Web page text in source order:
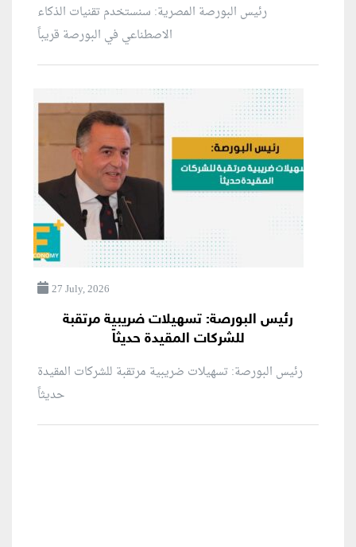
رئيس البورصة المصرية: سنستخدم تقنيات الذكاء
الاصطناعي في البورصة قريباً
27 July, 2026
رئيس البورصة: تسهيلات ضريبية مرتقبة
للشركات المقيدة حديثاً
رئيس البورصة: تسهيلات ضريبية مرتقبة للشركات المقيدة